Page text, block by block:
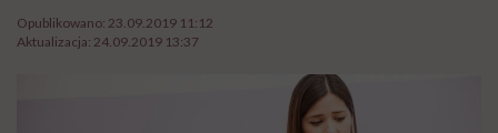
Opublikowano: 23.09.2019 11:12
Aktualizacja: 24.09.2019 13:37